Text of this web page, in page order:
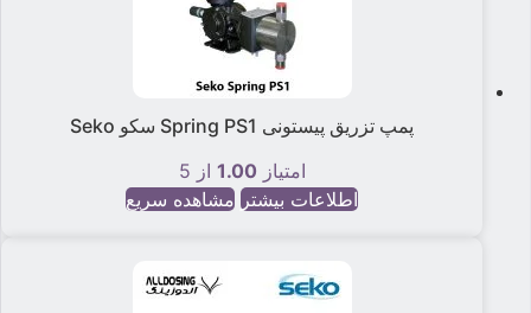
پمپ تزریق پیستونی Spring PS1 سکو Seko
امتیاز 1.00از 5
اطلاعات بیشتر مشاهده سریع